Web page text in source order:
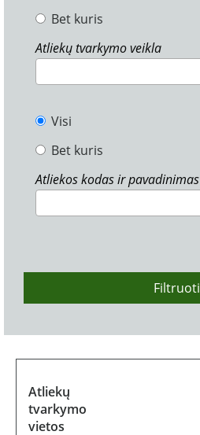
Bet kuris
Atliekų tvarkymo veikla
Visi
Bet kuris
Atliekos kodas ir pavadinimas
Filtruoti
Atliekų
tvarkymo
vietos